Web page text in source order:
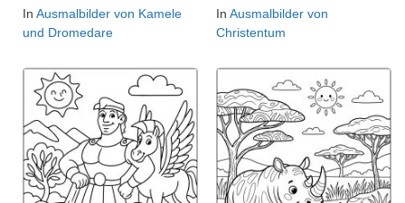
In Ausmalbilder von Kamele
und Dromedare
In Ausmalbilder von
Christentum